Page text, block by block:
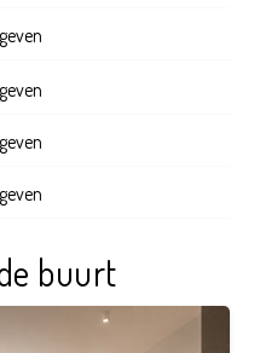
buurt